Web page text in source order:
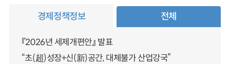
경제정책정보 전체
『2026년 세제개편안』 발표
“초(超)성장+신(新)공간, 대체불가 산업강국”